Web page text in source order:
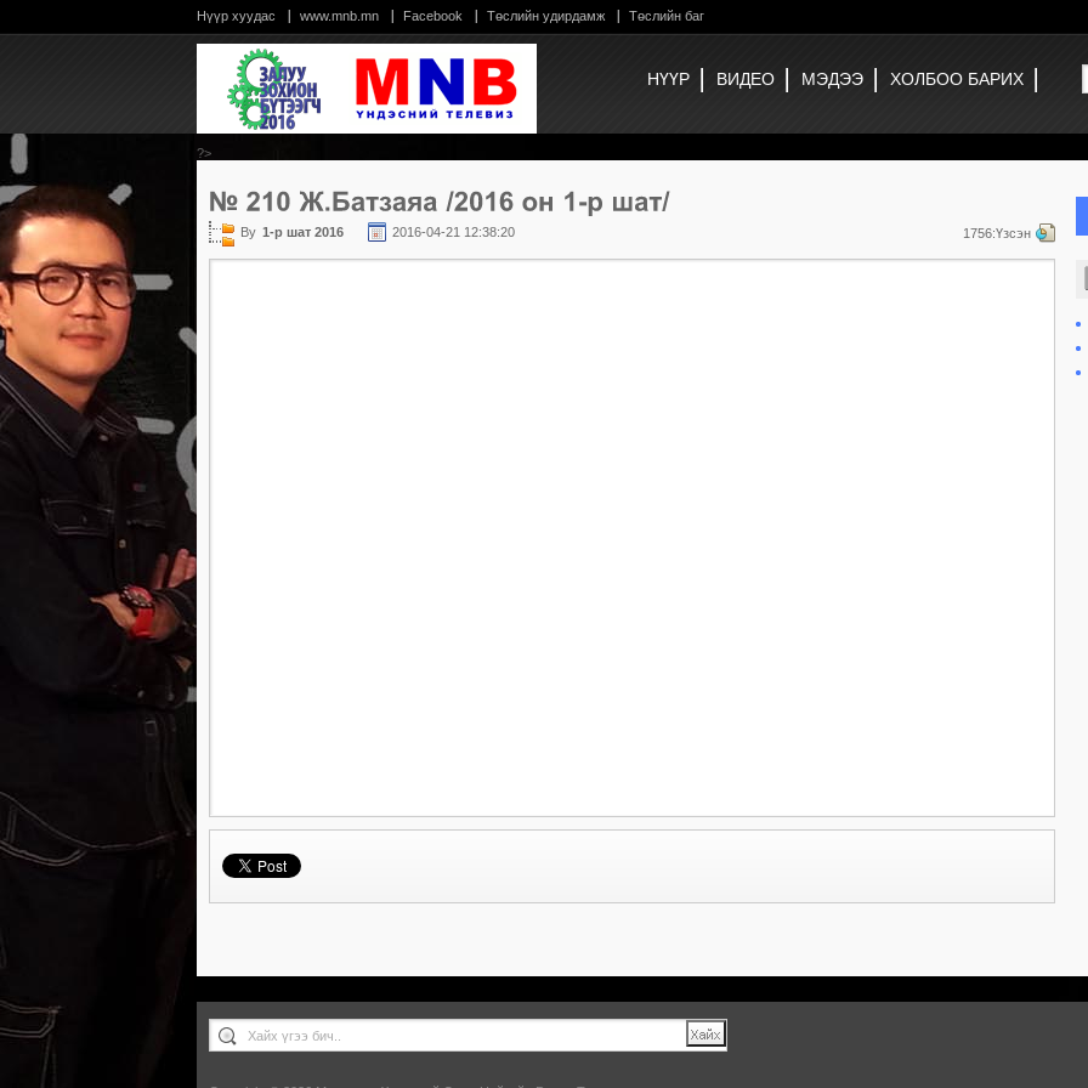
Нүүр хуудас www.mnb.mn Facebook Төслийн удирдамж Төслийн баг
НҮҮР ВИДЕО МЭДЭЭ ХОЛБОО БАРИХ
?>
By 1-р шат 2016 2016-04-21 12:38:20 1756:Үзсэн